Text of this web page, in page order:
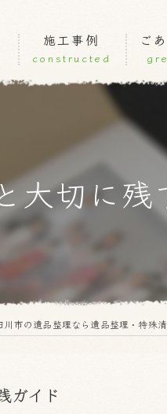
施工事例
constructed
ご
大切に残
川市の遺品整理なら遺品整理・特殊
ガイド